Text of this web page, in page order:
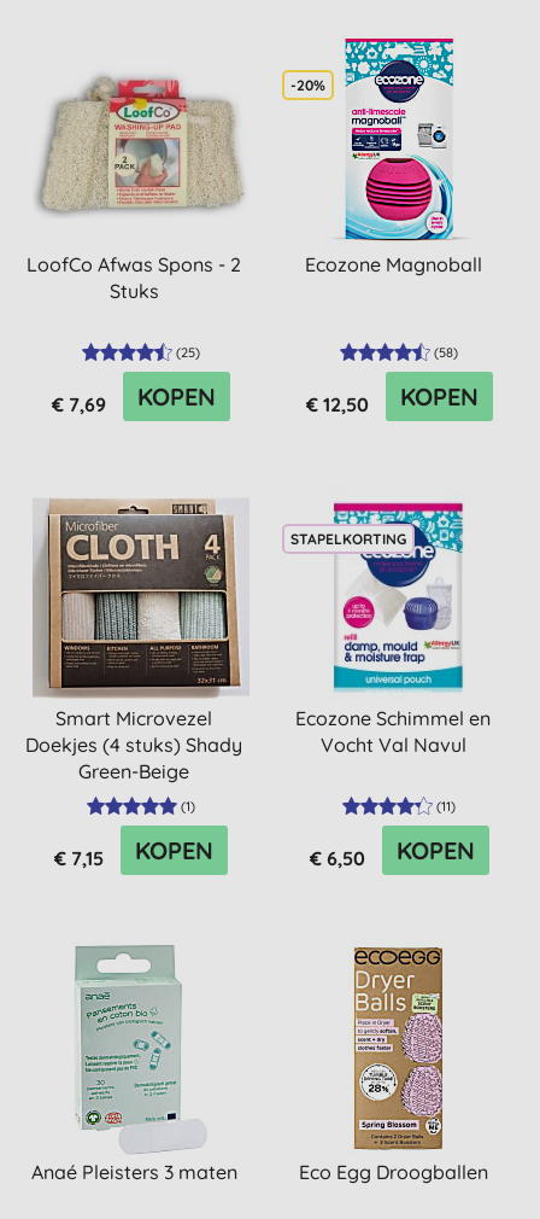
LoofCo Afwas Spons - 2
Stuks
(25)
€ 7,69 KOPEN
-20%
Ecozone Magnoball
(58)
€ 12,50 KOPEN
Smart Microvezel
Doekjes (4 stuks) Shady
Green-Beige
(1)
€ 7,15 KOPEN
STAPELKORTING
Ecozone Schimmel en
Vocht Val Navul
(11)
€ 6,50 KOPEN
Anaé Pleisters 3 maten Eco Egg Droogballen